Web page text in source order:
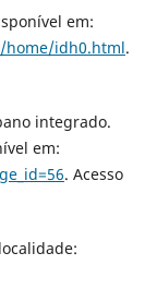
em:
idh0.html.
integrado.
em:
. Acesso